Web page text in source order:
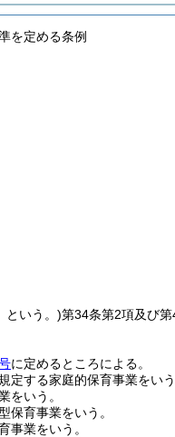
を定める条例
という。)第34条第2項及び
に定めるところによる。
定する家庭的保育事業をいう
をいう。
育事業をいう。
業をいう。